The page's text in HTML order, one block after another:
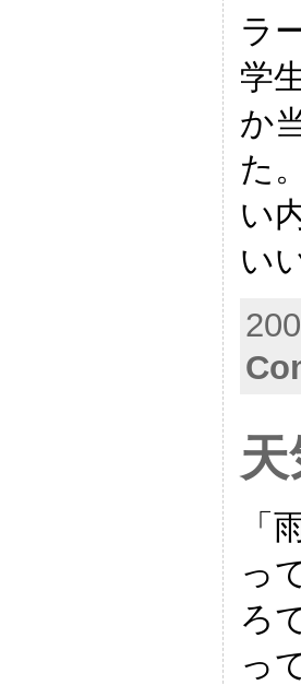
ラ
学
か
た
い
い
「
っ
ろ
っ